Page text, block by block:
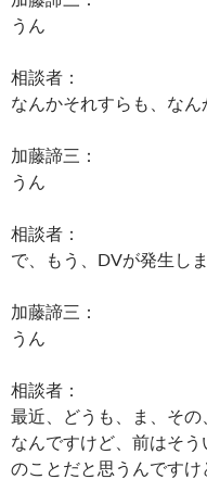
うん
相談者：
なんかそれすらも、なん
加藤諦三：
うん
相談者：
で、もう、DVが発生し
加藤諦三：
うん
相談者：
最近、どうも、ま、そ
なんですけど、前はそ
のことだと思うんですけ